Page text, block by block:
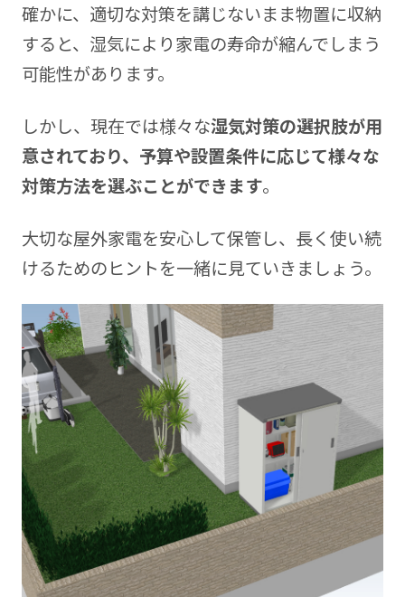
確かに、適切な対策を講じないまま物置に収納
すると、湿気により家電の寿命が縮んでしまう
可能性があります。
しかし、現在では様々な湿気対策の選択肢が用
意されており、予算や設置条件に応じて様々な
対策方法を選ぶことができます。
大切な屋外家電を安心して保管し、長く使い続
けるためのヒントを一緒に見ていきましょう。